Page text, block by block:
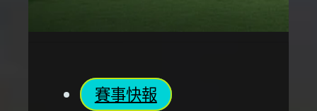
賽事快報